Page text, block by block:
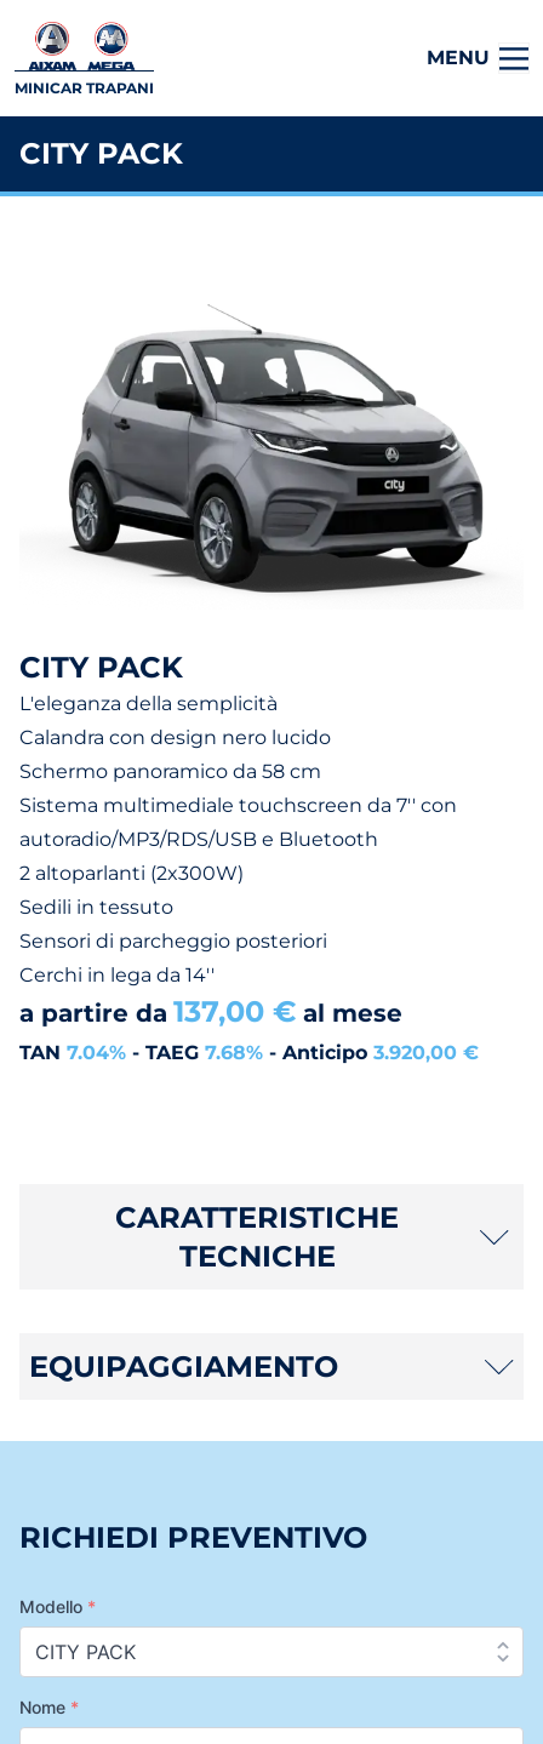
MINICAR TRAPANI
MENU
CITY PACK
CITY PACK
L'eleganza della semplicità
Calandra con design nero lucido
Schermo panoramico da 58 cm
Sistema multimediale touchscreen da 7'' con
autoradio/MP3/RDS/USB e Bluetooth
2 altoparlanti (2x300W)
Sedili in tessuto
Sensori di parcheggio posteriori
Cerchi in lega da 14''
a partire da 137,00 € al mese
TAN 7.04% - TAEG 7.68% - Anticipo 3.920,00 €
CARATTERISTICHE
TECNICHE
EQUIPAGGIAMENTO
RICHIEDI PREVENTIVO
Modello *
Nome *